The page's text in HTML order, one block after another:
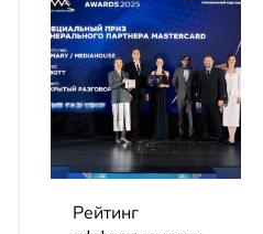
Рейтинг